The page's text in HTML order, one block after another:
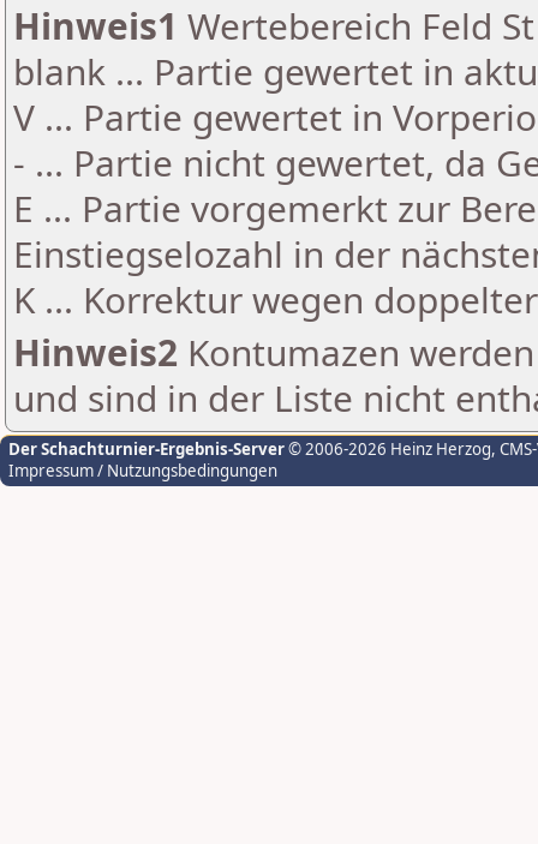
Hinweis1 Wertebereich Feld
blank ... Partie gewertet in
V ... Partie gewertet in
- ... Partie nicht gewertet, da
E ... Partie vorgemerkt zur
Einstiegselozahl in der
K ... Korrektur wegen
Hinweis2 Kontumazen
und sind in der Liste nicht
Der Schachturnier-Ergebnis-Server© 2006-2026 Heinz Herzog,
Impressum / Nutzungsbedingungen